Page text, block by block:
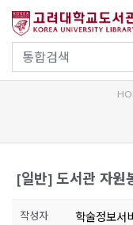
건
기
통합검색
사이트내 검색
[일반]도서관 자원
작성자 학술정보서